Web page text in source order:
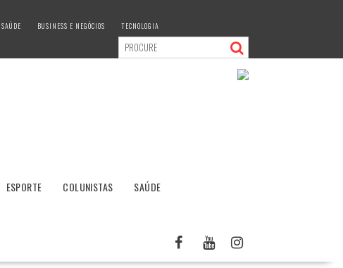
SAÚDE BUSINESS E NEGÓCIOS TECNOLOGIA
ESPORTE COLUNISTAS
SAÚDE